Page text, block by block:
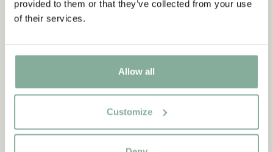
provided to them or that they’ve collected from your use
of their services.
Allow all
Customize